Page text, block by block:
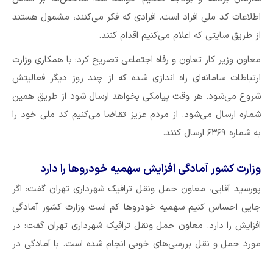
اطلاعات کد ملی افراد است. افرادی که فکر می‌کنند، مشمول هستند
از طریق سایتی که اعلام می‌کنیم اقدام کنند.
معاون وزیر کار تعاون و رفاه اجتماعی تصریح کرد: با همکاری وزارت
ارتباطات سامانه‌ای راه اندازی شده که از چند روز دیگر فعالیتش
شروع می‌شود. هر وقت پیامکی بخواهد ارسال شود از طریق همین
شماره ارسال می‌شود. از مردم عزیز تقاضا می‌کنیم کد ملی خود را
به شماره ۶۳۶۹ ارسال کنند.
وزارت کشور آمادگی افزایش سهمیه خودرو‌ها را دارد
پورسید آقایی، معاون حمل ونقل ترافیک شهرداری تهران گفت: اگر
جایی احساس کنیم سهمیه خودرو‌ها کم است وزارت کشور آمادگی
افزایش را دارد. معاون حمل ونقل ترافیک شهرداری تهران گفت: در
مورد حمل و نقل بررسی‌های خوبی انجام شده است. با آمادگی در